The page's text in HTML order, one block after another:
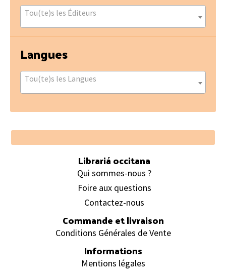
Tou(te)s les Éditeurs
Langues
Tou(te)s les Langues
Footer
Librariá occitana
Qui sommes-nous ?
Foire aux questions
Contactez-nous
Commande et livraison
Conditions Générales de Vente
Informations
Mentions légales